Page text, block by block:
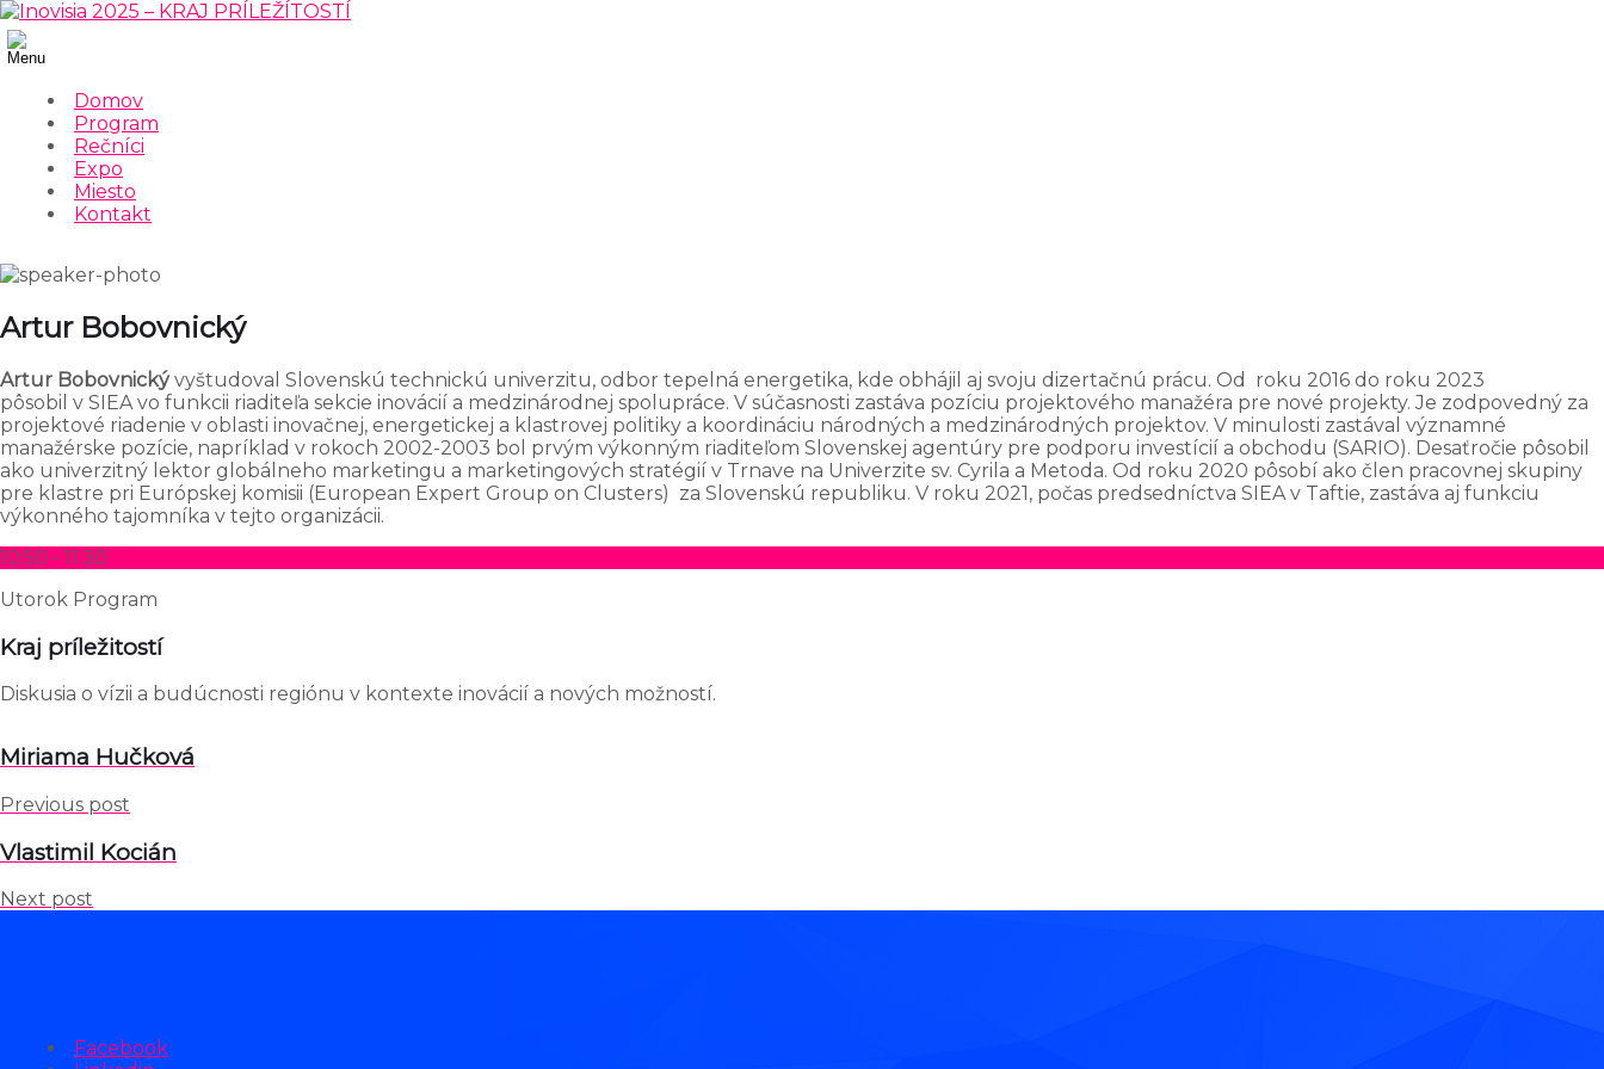
Domov
Program
Rečníci
Expo
Miesto
Kontakt
Artur Bobovnický
Artur Bobovnickývyštudoval Slovenskú technickú univerzitu, odbor tepelná energetika, kde obhájil aj svoju dizertačnú prácu. Od roku 2016 do roku 2023
pôsobil v SIEA vo funkcii riaditeľa sekcie inovácií a medzinárodnej spolupráce. V súčasnosti zastáva pozíciu projektového manažéra pre nové projekty. Je zodpovedný za
projektové riadenie v oblasti inovačnej, energetickej a klastrovej politiky a koordináciu národných a medzinárodných projektov. V minulosti zastával významné
manažérske pozície, napríklad v rokoch 2002-2003 bol prvým výkonným riaditeľom Slovenskej agentúry pre podporu investícií a obchodu (SARIO). Desaťročie pôsobil
ako univerzitný lektor globálneho marketingu a marketingových stratégií v Trnave na Univerzite sv. Cyrila a Metoda. Od roku 2020 pôsobí ako člen pracovnej skupiny
pre klastre pri Európskej komisii (European Expert Group on Clusters) za Slovenskú republiku. V roku 2021, počas predsedníctva SIEA v Taftie, zastáva aj funkciu
výkonného tajomníka v tejto organizácii.
10:50 - 11:30
Utorok Program
Kraj príležitostí
Diskusia o vízii a budúcnosti regiónu v kontexte inovácií a nových možností.
Miriama Hučková
Previous post
Vlastimil Kocián
Next post
Facebook